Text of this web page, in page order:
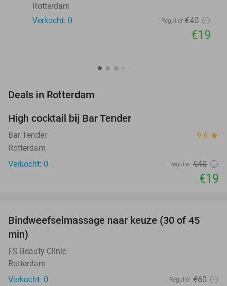
Rotterdam
Verkocht: 0
Regulier €40
€19
Deals in Rotterdam
TODAY
High cocktail bij Bar Tender
Bar Tender 9.6 star
Rotterdam
Verkocht: 0
Regulier €40
€19
50%
TODAY
Bindweefselmassage naar keuze (30 of 45
min)
FS Beauty Clinic
Rotterdam
Verkocht: 0
Regulier €60